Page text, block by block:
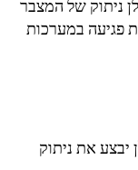
ניתוק של המצבר
פגיעה במערכות
את ניתוק